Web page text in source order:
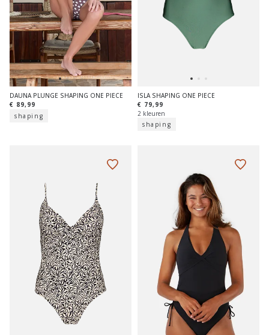
DAUNA PLUNGE SHAPING ONE PIECE
€ 89,99
shaping
ISLA SHAPING ONE PIECE
€ 79,99
2 kleuren
shaping